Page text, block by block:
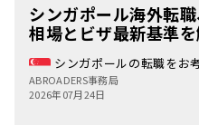
シンガポール海外転
相場とビザ最新基準
シンガポールの転職をお
ABROADERS事務局
2026年07月24日